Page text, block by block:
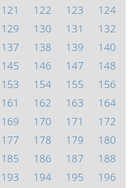
121 122 123
124
129 130 131
132
137 138 139
140
145 146 147
148
153 154 155
156
161 162 163
164
169 170 171
172
177 178 179
180
185 186 187
188
193 194 195
196